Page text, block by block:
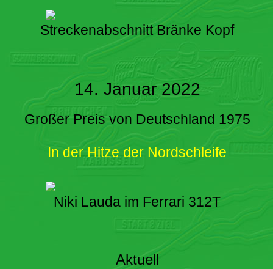
Streckenabschnitt Bränke Kopf
14. Januar 2022
Großer Preis von Deutschland 1975
In der Hitze der Nordschleife
Niki Lauda im Ferrari 312T
Aktuell